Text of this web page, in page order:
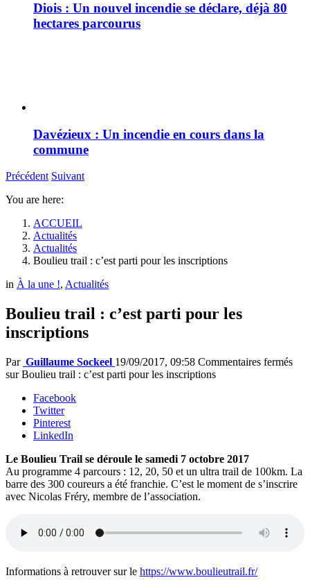
Diois : Un nouvel incendie se déclare, déjà 80
hectares parcourus
Davézieux : Un incendie en cours dans la
commune
Précédent Suivant
You are here:
ACCUEIL
Actualités
Actualités
Boulieu trail : c’est parti pour les inscriptions
in À la une !, Actualités
Boulieu trail : c’est parti pour les
inscriptions
Par Guillaume Sockeel 19/09/2017, 09:58 Commentaires fermés
sur Boulieu trail : c’est parti pour les inscriptions
Facebook
Twitter
Pinterest
LinkedIn
Le Boulieu Trail se déroule le samedi 7 octobre 2017
Au programme 4 parcours : 12, 20, 50 et un ultra trail de 100km. La
barre des 300 coureurs a été franchie. C’est le moment de s’inscrire
avec Nicolas Fréry, membre de l’association.
Informations à retrouver sur le https://www.boulieutrail.fr/